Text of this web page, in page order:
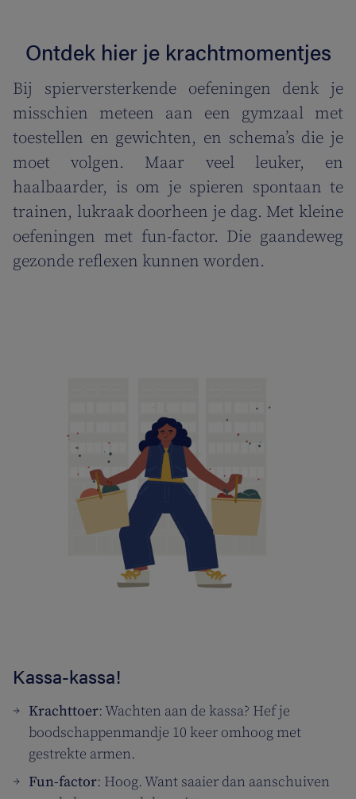
Ontdek hier je krachtmomentjes
Bij spierversterkende oefeningen denk je
misschien meteen aan een gymzaal met
toestellen en gewichten, en schema’s die je
moet volgen. Maar veel leuker, en
haalbaarder, is om je spieren spontaan te
trainen, lukraak doorheen je dag. Met kleine
oefeningen met fun-factor. Die gaandeweg
gezonde reflexen kunnen worden.
Kassa-kassa!
Krachttoer: Wachten aan de kassa? Hef je
boodschappenmandje 10 keer omhoog met
gestrekte armen.
Fun-factor: Hoog. Want saaier dan aanschuiven